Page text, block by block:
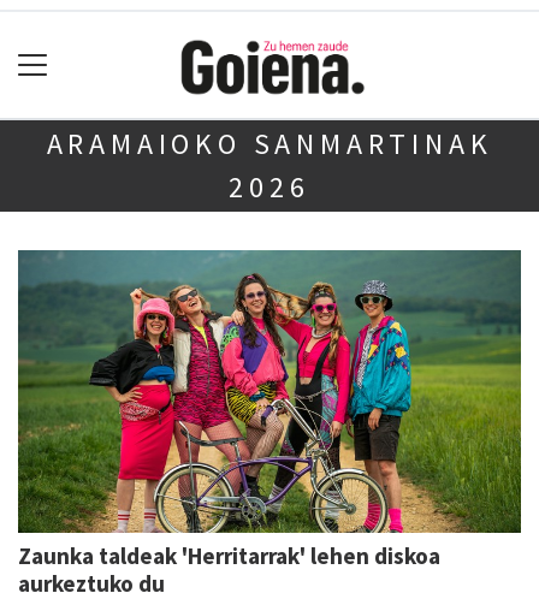
ARAMAIOKO SANMARTINAK
2026
Zaunka taldeak 'Herritarrak' lehen diskoa
aurkeztuko du